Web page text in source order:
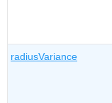
radiusVariance